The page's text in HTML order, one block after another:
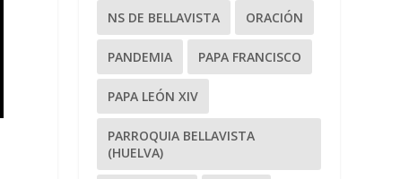
NS DE BELLAVISTA ORACIÓN
PANDEMIA PAPA FRANCISCO
PAPA LEÓN XIV
PARROQUIA BELLAVISTA
(HUELVA)